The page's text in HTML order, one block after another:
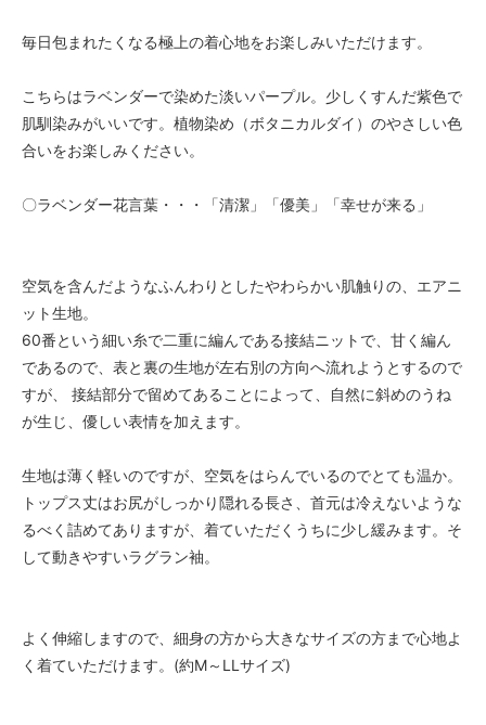
毎日包まれたくなる極上の着心地をお楽しみいただけます。
こちらはラベンダーで染めた淡いパープル。少しくすんだ紫色で
肌馴染みがいいです。植物染め（ボタニカルダイ）のやさしい色
合いをお楽しみください。
〇ラベンダー花言葉・・・「清潔」「優美」「幸せが来る」
空気を含んだようなふんわりとしたやわらかい肌触りの、エアニ
ット生地。
60番という細い糸で二重に編んである接結ニットで、甘く編ん
であるので、表と裏の生地が左右別の方向へ流れようとするので
すが、 接結部分で留めてあることによって、自然に斜めのうね
が生じ、優しい表情を加えます。
生地は薄く軽いのですが、空気をはらんでいるのでとても温か。
トップス丈はお尻がしっかり隠れる長さ、首元は冷えないような
るべく詰めてありますが、着ていただくうちに少し緩みます。そ
して動きやすいラグラン袖。
よく伸縮しますので、細身の方から大きなサイズの方まで心地よ
く着ていただけます。(約M～LLサイズ)